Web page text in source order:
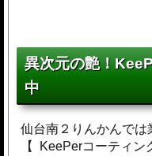
異次元の艶！
中
仙台南２りんかんでは
【 KeePerコーティン